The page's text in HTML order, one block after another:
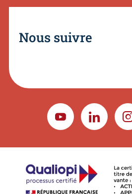
Nous suivre
YOUTUBELINKEDIN